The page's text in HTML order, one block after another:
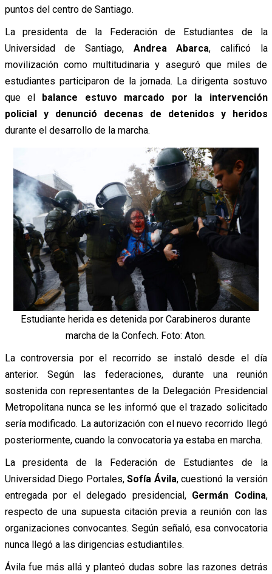
puntos del centro de Santiago.
La presidenta de la Federación de Estudiantes de la
Universidad de Santiago, Andrea Abarca, calificó la
movilización como multitudinaria y aseguró que miles de
estudiantes participaron de la jornada. La dirigenta sostuvo
que el
balance estuvo marcado por la intervención
policial y denunció decenas de detenidos y heridos
durante el desarrollo de la marcha.
Estudiante herida es detenida por Carabineros durante
marcha de la Confech. Foto: Aton.
La controversia por el recorrido se instaló desde el día
anterior. Según las federaciones, durante una reunión
sostenida con representantes de la Delegación Presidencial
Metropolitana nunca se les informó que el trazado solicitado
sería modificado. La autorización con el nuevo recorrido llegó
posteriormente, cuando la convocatoria ya estaba en marcha.
La presidenta de la Federación de Estudiantes de la
Universidad Diego Portales,Sofía Ávila, cuestionó la versión
entregada por el delegado presidencial, Germán Codina,
respecto de una supuesta citación previa a reunión con las
organizaciones convocantes. Según señaló, esa convocatoria
nunca llegó a las dirigencias estudiantiles.
Ávila fue más allá y planteó dudas sobre las razones detrás